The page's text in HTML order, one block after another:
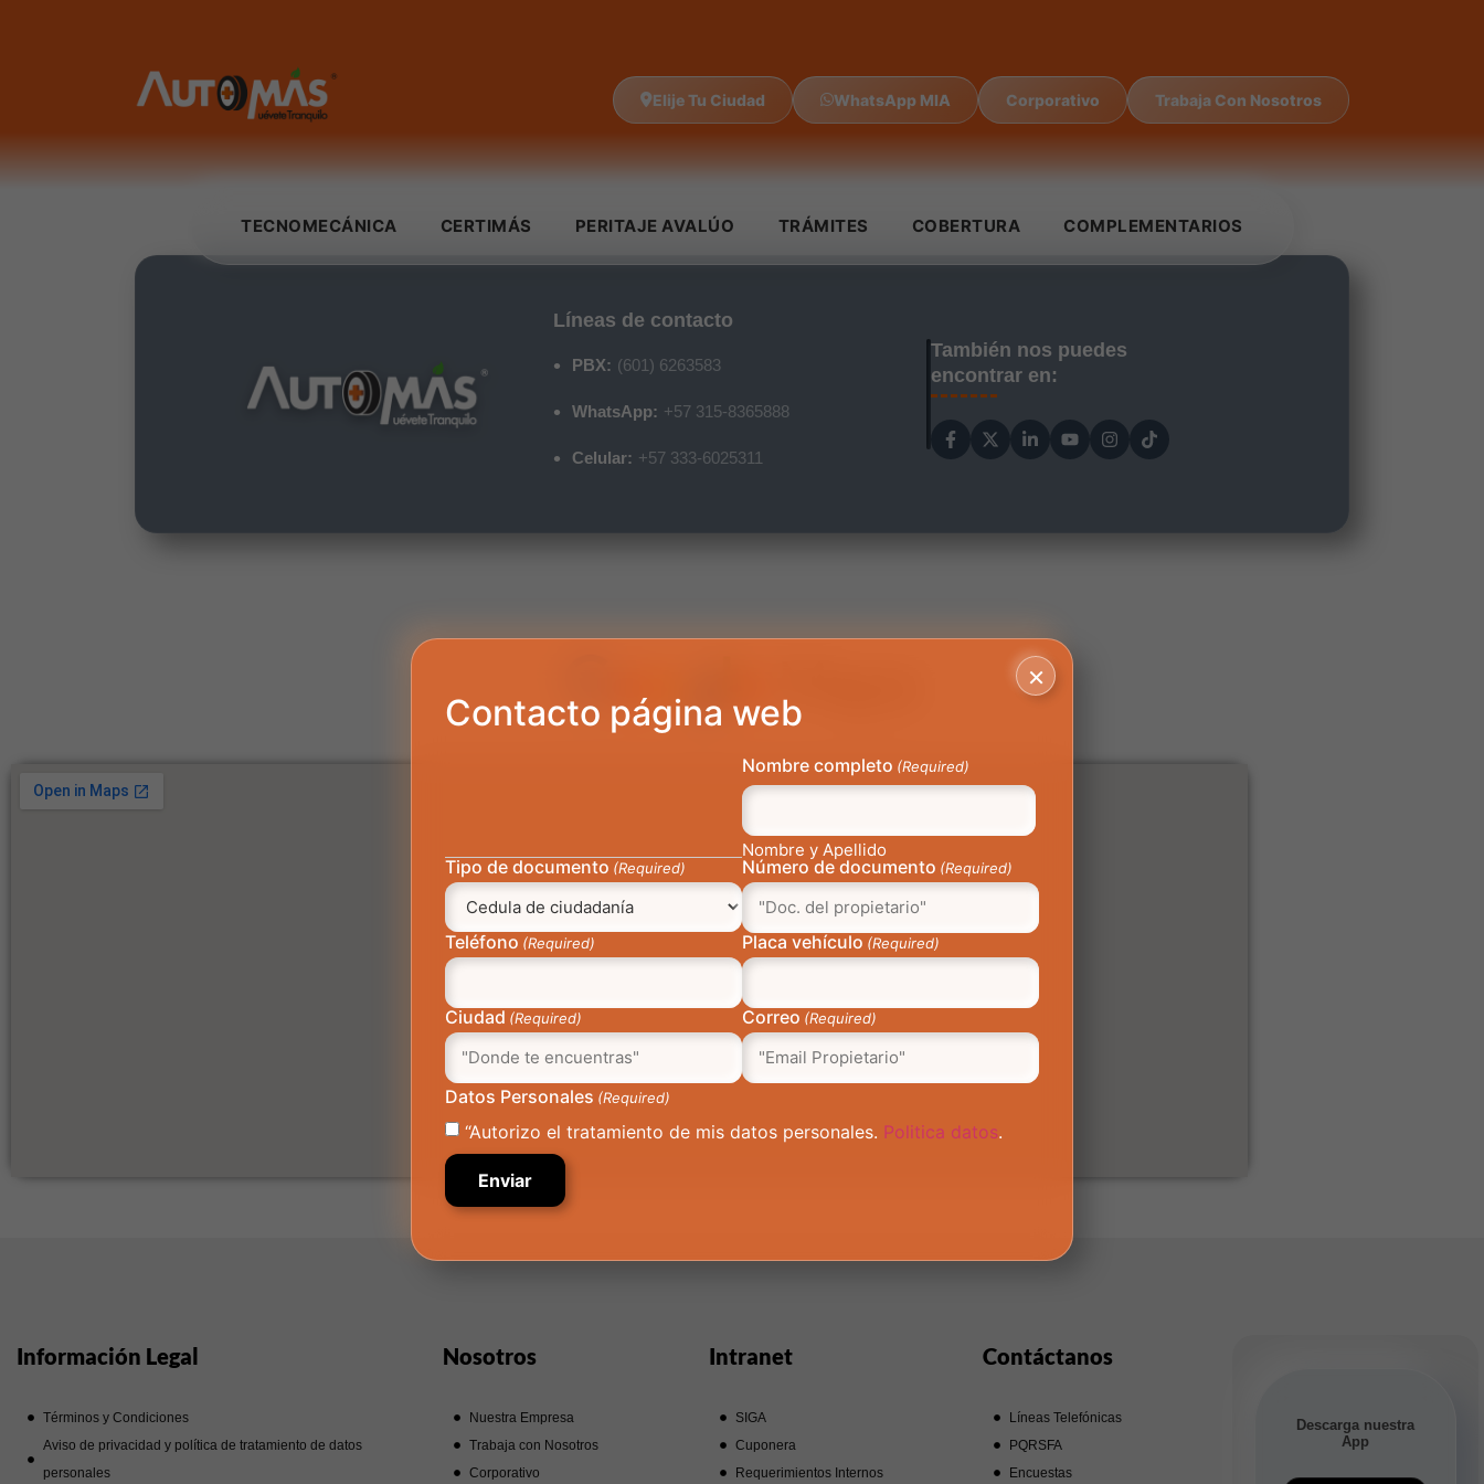
Elije Tu Ciudad WhatsApp MIA Corporativo Trabaja Con Nosotros
Líneas de contacto
PBX: (601) 6263583
WhatsApp: +57 315-8365888
Celular: +57 333-6025311
También nos puedes
encontrar en:
Información Legal
Términos y Condiciones
Aviso de privacidad y política de tratamiento de datos
personales
Nosotros
Nuestra Empresa
Trabaja con Nosotros
Corporativo
Intranet
SIGA
Cuponera
Requerimientos Internos
Contáctanos
Líneas Telefónicas
PQRSFA
Encuestas
Descarga nuestra
App
TECNOMECÁNICA CERTIMÁS PERITAJE AVALÚO TRÁMITES COBERTURA COMPLEMENTARIOS
×
Contacto página web
Nombre completo (Required)
Nombre y Apellido
Tipo de documento (Required) Número de documento (Required)
Teléfono (Required) Placa vehículo (Required)
Ciudad (Required) Correo (Required)
Datos Personales (Required)
“Autorizo el tratamiento de mis datos personales. Politica datos.